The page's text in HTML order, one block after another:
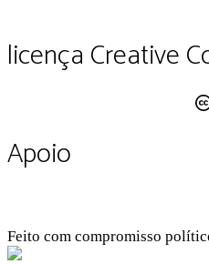
licença Creative
Apoio
Feito com compromisso